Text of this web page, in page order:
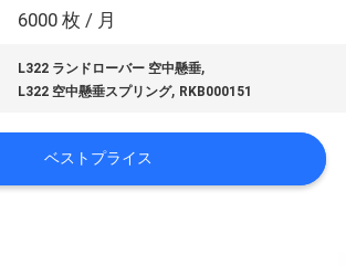
6000 枚 / 月
L322 ランドローバー 空中懸垂,
L322 空中懸垂スプリング, RKB000151
ベストプライス